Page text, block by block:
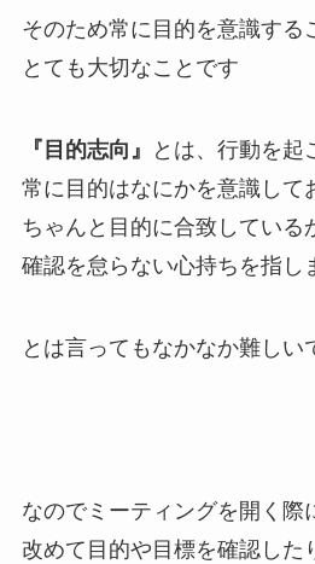
そのため常に目的を意識する
とても大切なことです
『目的志向』
とは、行動を起
常に目的はなにかを意識して
ちゃんと目的に合致している
確認を怠らない心持ちを指し
とは言ってもなかなか難しい
なのでミーティングを開く際
改めて目的や目標を確認した